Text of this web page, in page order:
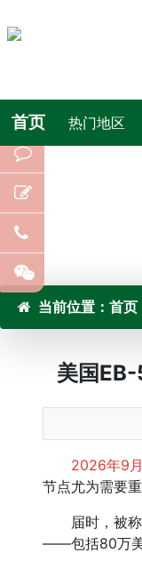
首页 热门地区
当前位置： 首页
美国EB-
2026年9
节点尤为需要重
届时，被称
——包括80万美